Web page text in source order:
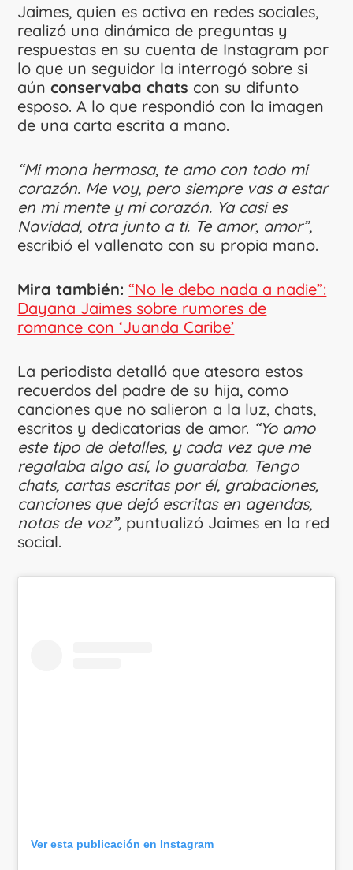
Jaimes, quien es activa en redes sociales,
realizó una dinámica de preguntas y
respuestas en su cuenta de Instagram por
lo que un seguidor la interrogó sobre si
aúnconservaba chats con su difunto
esposo. A lo que respondió con la imagen
de una carta escrita a mano.
“Mi mona hermosa, te amo con todo mi
corazón. Me voy, pero siempre vas a estar
en mi mente y mi corazón. Ya casi es
Navidad, otra junto a ti. Te amor, amor”,
escribió el vallenato con su propia mano.
Mira también:“No le debo nada a nadie”:
Dayana Jaimes sobre rumores de
romance con ‘Juanda Caribe’
La periodista detalló que atesora estos
recuerdos del padre de su hija, como
canciones que no salieron a la luz, chats,
escritos y dedicatorias de amor. “Yo amo
este tipo de detalles, y cada vez que me
regalaba algo así, lo guardaba. Tengo
chats, cartas escritas por él, grabaciones,
canciones que dejó escritas en agendas,
notas de voz”, puntualizó Jaimes en la red
social.
Ver esta publicación en Instagram